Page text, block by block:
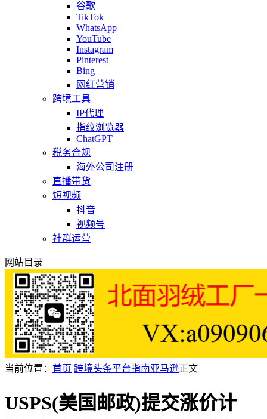
谷歌
TikTok
WhatsApp
YouTube
Instagram
Pinterest
Bing
网红营销
跨境工具
IP代理
指纹浏览器
ChatGPT
税务合规
海外公司注册
直播带货
短视频
抖音
视频号
社群运营
网站目录
当前位置： 首页 跨境头条平台指南亚马逊正文
USPS(美国邮政)提交涨价计